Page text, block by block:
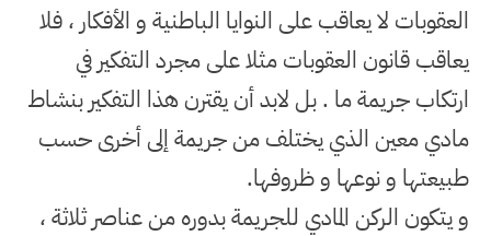
العقوبات لا يعاقب على النوايا الباطنية و الأفكار ، فلا
يعاقب قانون العقوبات مثلا على مجرد التفكير في
ارتكاب جريمة ما . بل لابد أن يقترن هذا التفكير بنشاط
مادي معين الذي يختلف من جريمة إلى أخرى حسب
طبيعتها و نوعها و ظروفها.
و يتكون الركن المادي للجريمة بدوره من عناصر ثلاثة ،